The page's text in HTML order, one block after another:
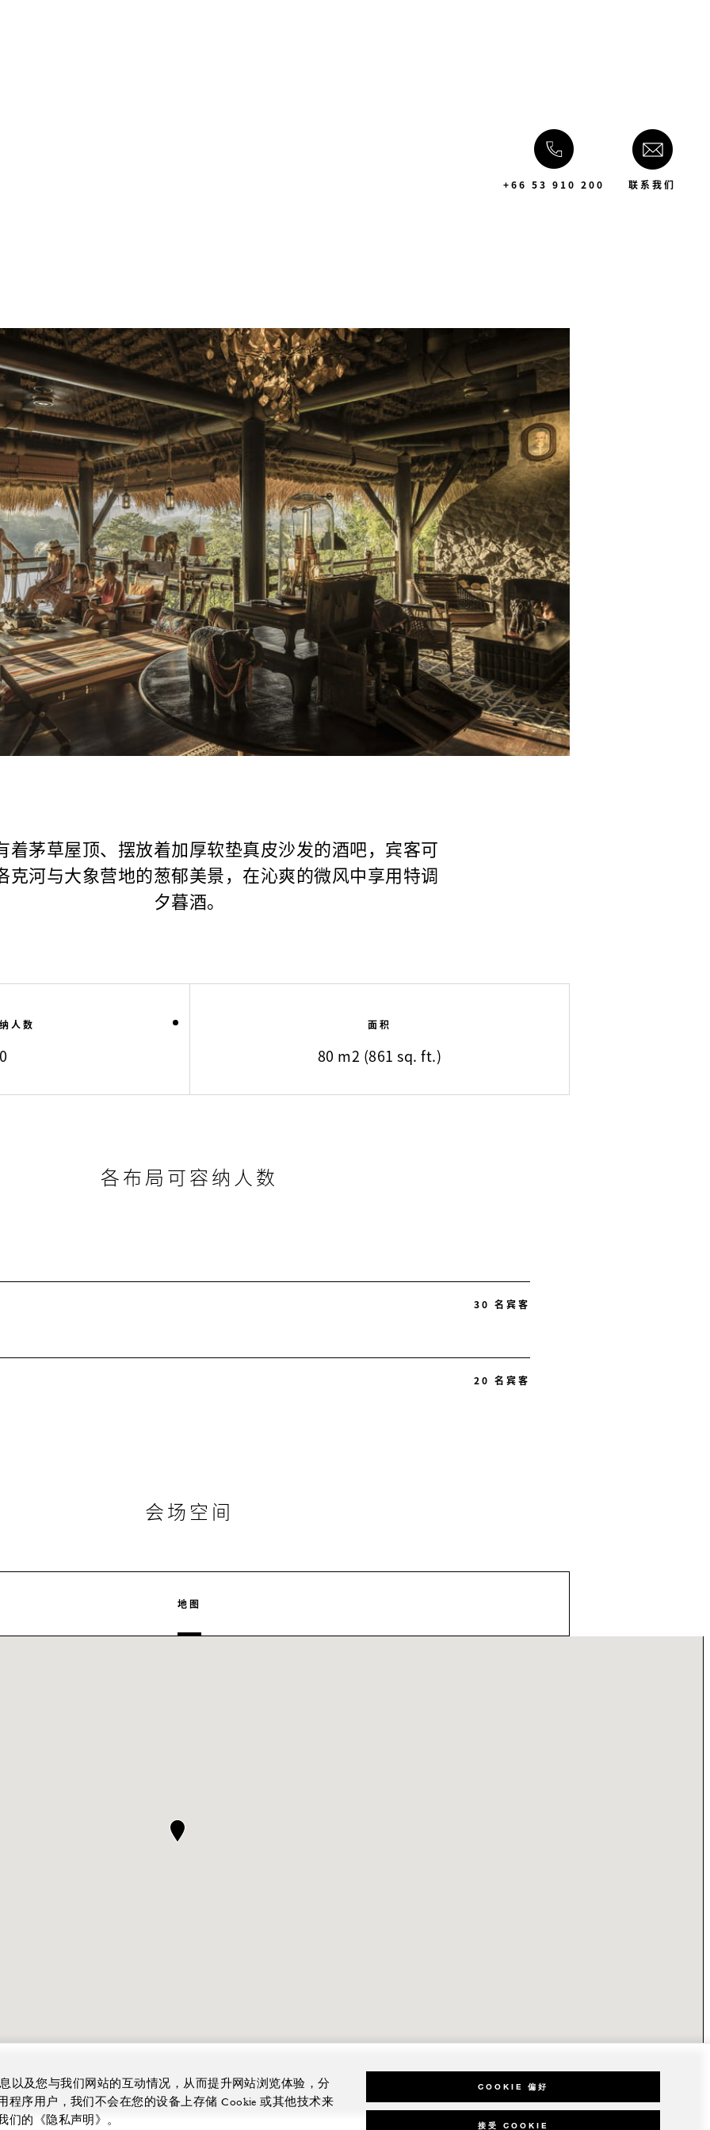
+66 53 910 200 联系我们
着茅草屋顶、摆放着加厚软垫真皮沙发的酒吧，宾客可
克河与大象营地的葱郁美景，在沁爽的微风中享用特调
夕暮酒。
人数 面积
80 m2 (861 sq. ft.)
各布局可容纳人数
30 名宾客
20 名宾客
会场空间
地图
以及您与我们网站的互动情况，从而提升网站浏览体验，分
序用户，我们不会在您的设备上存储 Cookie 或其他技术来
的《隐私声明》。
COOKIE 偏好
接受 COOKIE